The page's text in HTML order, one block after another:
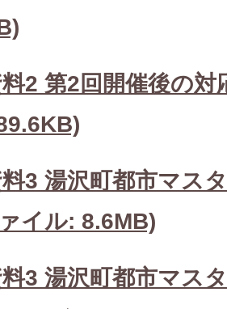
2 第2回開催後の
3 湯沢町都市マス
イル: 8.6MB)
3 湯沢町都市マス